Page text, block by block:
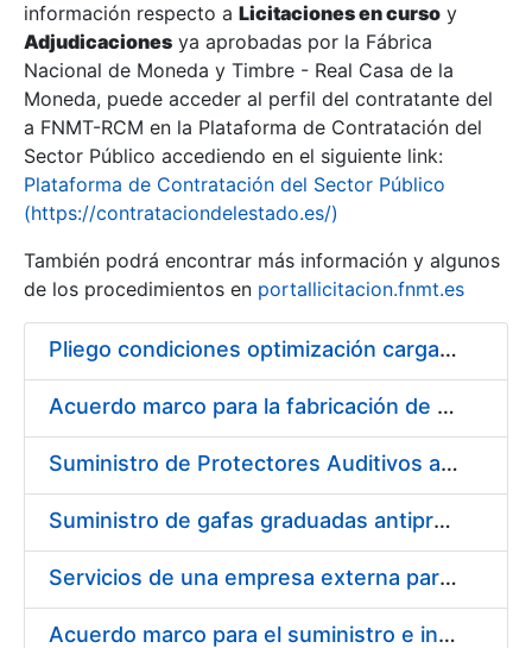
Show/Hide
Show/Hide
información respecto a Licitaciones en curso y
Adjudicaciones ya aprobadas por la Fábrica
Nacional de Moneda y Timbre - Real Casa de la
Moneda, puede acceder al perfil del contratante del
a FNMT-RCM en la Plataforma de Contratación del
Sector Público accediendo en el siguiente link:
Plataforma de Contratación del Sector Público
(https://contrataciondelestado.es/)
También podrá encontrar más información y algunos
de los procedimientos en portallicitacion.fnmt.es
Pliego condiciones optimización cargas compras firmado
Acuerdo marco para la fabricación de piezas
Suministro de Protectores Auditivos a medida para las personas trabajadoras de los Centros de Trabajo de Madrid y Burgos
Suministro de gafas graduadas antiproyecciones para los trabajadores de la FNMT-RCM en los centros de trabajo de Madrid y Burgos
Servicios de una empresa externa para el asesoramiento y resolución de los recursos de alzada que se presentan relacionados con procesos de selección para la FNMT-RCM
Acuerdo marco para el suministro e instalación de persianas, estores y otros complementos